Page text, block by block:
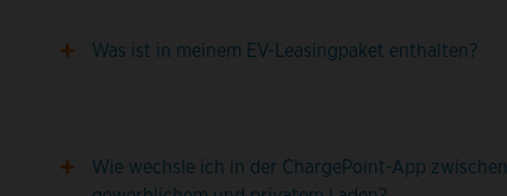
Was ist in meinem EV-Leasingpaket enthalten?
Wie wechsle ich in der ChargePoint-App zwischen